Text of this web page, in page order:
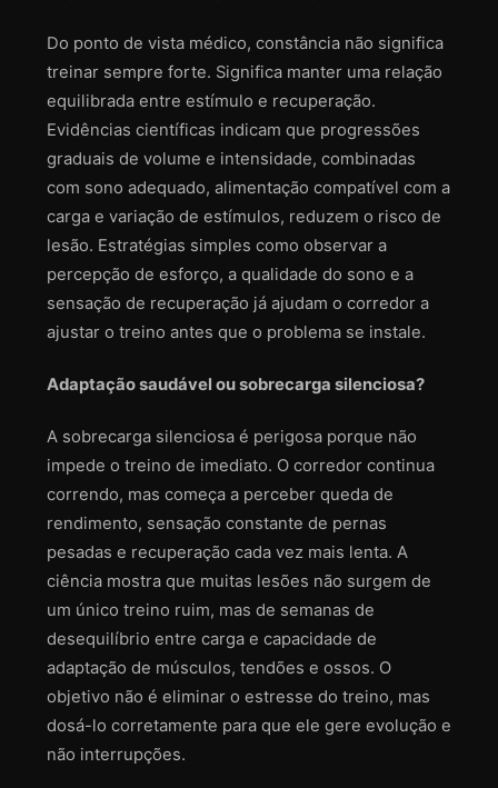
Do ponto de vista médico, constância não significa
treinar sempre forte. Significa manter uma relação
equilibrada entre estímulo e recuperação.
Evidências científicas indicam que progressões
graduais de volume e intensidade, combinadas
com sono adequado, alimentação compatível com a
carga e variação de estímulos, reduzem o risco de
lesão. Estratégias simples como observar a
percepção de esforço, a qualidade do sono e a
sensação de recuperação já ajudam o corredor a
ajustar o treino antes que o problema se instale.
Adaptação saudável ou sobrecarga silenciosa?
A sobrecarga silenciosa é perigosa porque não
impede o treino de imediato. O corredor continua
correndo, mas começa a perceber queda de
rendimento, sensação constante de pernas
pesadas e recuperação cada vez mais lenta. A
ciência mostra que muitas lesões não surgem de
um único treino ruim, mas de semanas de
desequilíbrio entre carga e capacidade de
adaptação de músculos, tendões e ossos. O
objetivo não é eliminar o estresse do treino, mas
dosá-lo corretamente para que ele gere evolução e
não interrupções.